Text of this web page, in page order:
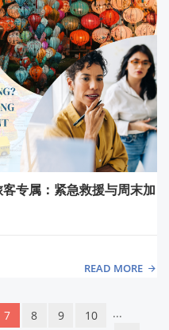
专属：紧急救援与周末加
READ MORE
7 8 9 10 ...